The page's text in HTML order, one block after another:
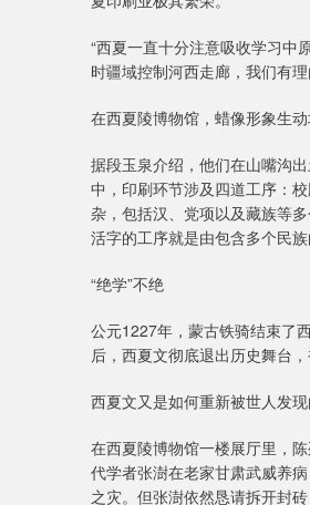
“西夏一直十分注意吸收学习中
时疆域控制河西走廊，我们有
在西夏陵博物馆，蜡像形象生
据段玉泉介绍，他们在山嘴沟
中，印刷环节涉及四道工序：
杂，包括汉、党项以及藏族等
活字的工序就是由包含多个民
“绝学”不绝
公元1227年，蒙古铁骑结束了
后，西夏文彻底退出历史舞台，
西夏文又是如何重新被世人发现
在西夏陵博物馆一楼展厅里，
代学者张澍在老家甘肃武威养
之灾。但张澍依然恳请拆开封